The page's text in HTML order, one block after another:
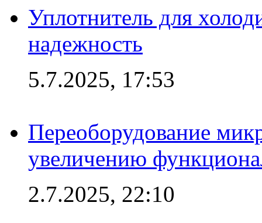
Уплотнитель для
надежность
5.7.2025, 17:53
Переоборудование
увеличению
2.7.2025, 22:10